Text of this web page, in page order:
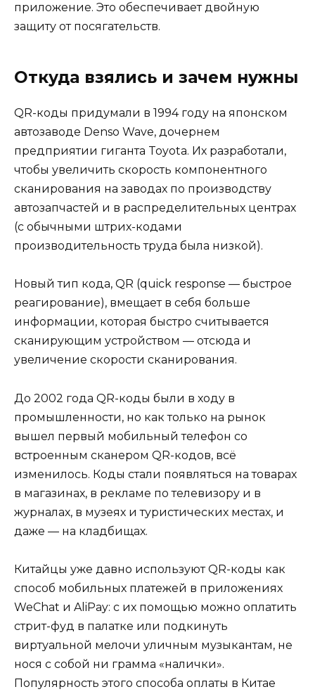
приложение. Это обеспечивает двойную
защиту от посягательств.
Откуда взялись и зачем нужны
QR-коды придумали в 1994 году на японском
автозаводе Denso Wave, дочернем
предприятии гиганта Toyota. Их разработали,
чтобы увеличить скорость компонентного
сканирования на заводах по производству
автозапчастей и в распределительных центрах
(с обычными штрих-кодами
производительность труда была низкой).
Новый тип кода, QR (quick response — быстрое
реагирование), вмещает в себя больше
информации, которая быстро считывается
сканирующим устройством — отсюда и
увеличение скорости сканирования.
До 2002 года QR-коды были в ходу в
промышленности, но как только на рынок
вышел первый мобильный телефон со
встроенным сканером QR-кодов, всё
изменилось. Коды стали появляться на товарах
в магазинах, в рекламе по телевизору и в
журналах, в музеях и туристических местах, и
даже — на кладбищах.
Китайцы уже давно используют QR-коды как
способ мобильных платежей в приложениях
WeChat и AliPay: с их помощью можно оплатить
стрит-фуд в палатке или подкинуть
виртуальной мелочи уличным музыкантам, не
нося с собой ни грамма «налички».
Популярность этого способа оплаты в Китае